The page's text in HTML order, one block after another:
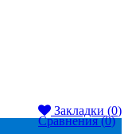
Закладки (0)
Сравнения (0)